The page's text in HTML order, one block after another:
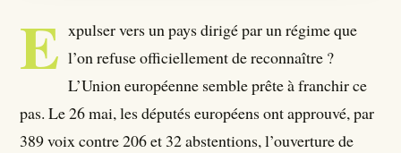
E xpulser vers un pays dirigé par un régime que
l’on refuse officiellement de reconnaître ?
L’Union européenne semble prête à franchir ce
pas. Le 26 mai, les députés européens ont approuvé, par
389 voix contre 206 et 32 abstentions, l’ouverture de